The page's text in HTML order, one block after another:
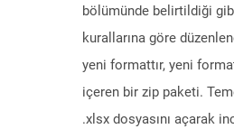
bölümünde belirtildiği
kurallarına göre
yeni formattır, yeni
içeren bir zip paketi.
.xlsx dosyasını açarak